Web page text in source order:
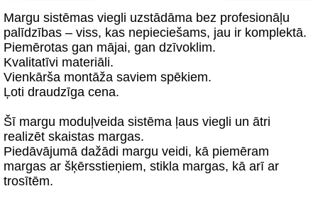
Margu sistēmas viegli uzstādāma bez profesionāļu
palīdzības – viss, kas nepieciešams, jau ir komplektā.
Piemērotas gan mājai, gan dzīvoklim.
Kvalitatīvi materiāli.
Vienkārša montāža saviem spēkiem.
Ļoti draudzīga cena.
Šī margu moduļveida sistēma ļaus viegli un ātri
realizēt skaistas margas.
Piedāvājumā dažādi margu veidi, kā piemēram
margas ar šķērsstieņiem, stikla margas, kā arī ar
trosītēm.